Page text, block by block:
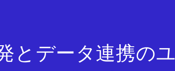
とデータ連携の